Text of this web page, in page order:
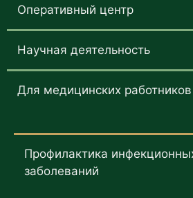
Оперативный центр
Научная деятельность
Для медицинских работников
Профилактика
заболеваний